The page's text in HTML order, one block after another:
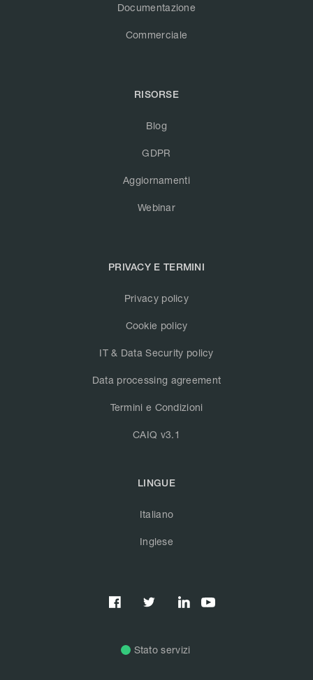
Documentazione
Commerciale
RISORSE
Blog
GDPR
Aggiornamenti
Webinar
PRIVACY E TERMINI
Privacy policy
Cookie policy
IT & Data Security policy
Data processing agreement
Termini e Condizioni
CAIQ v3.1
LINGUE
Italiano
Inglese
  
Stato servizi